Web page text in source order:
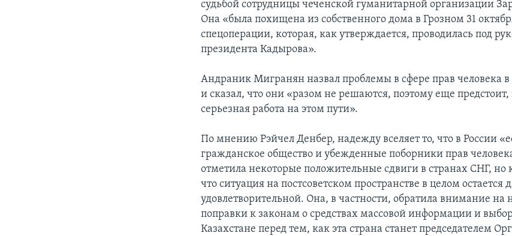
судьбой сотрудницы чеченской гуманитарной организации
Она «была похищена из собственного дома в Грозном 31
спецоперации, которая, как утверждается, проводилась под
президента Кадырова».
Андраник Мигранян назвал проблемы в сфере прав человека
и сказал, что они «разом не решаются, поэтому еще предстоит,
серьезная работа на этом пути».
По мнению Рэйчел Денбер, надежду вселяет то, что в России
гражданское общество и убежденные поборники прав
отметила некоторые положительные сдвиги в странах СНГ, но
что ситуация на постсоветском пространстве в целом остается
удовлетворительной. Она, в частности, обратила внимание на
поправки к законам о средствах массовой информации и
Казахстане перед тем, как эта страна станет председателем